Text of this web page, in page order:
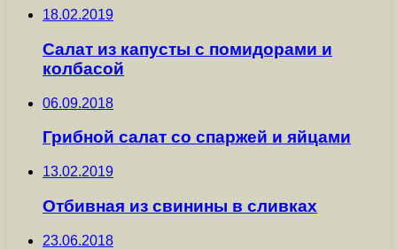
18.02.2019
Салат из капусты с помидорами и
колбасой
06.09.2018
Грибной салат со спаржей и яйцами
13.02.2019
Отбивная из свинины в сливках
23.06.2018